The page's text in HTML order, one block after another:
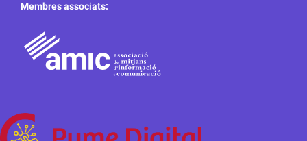
Membres associats: